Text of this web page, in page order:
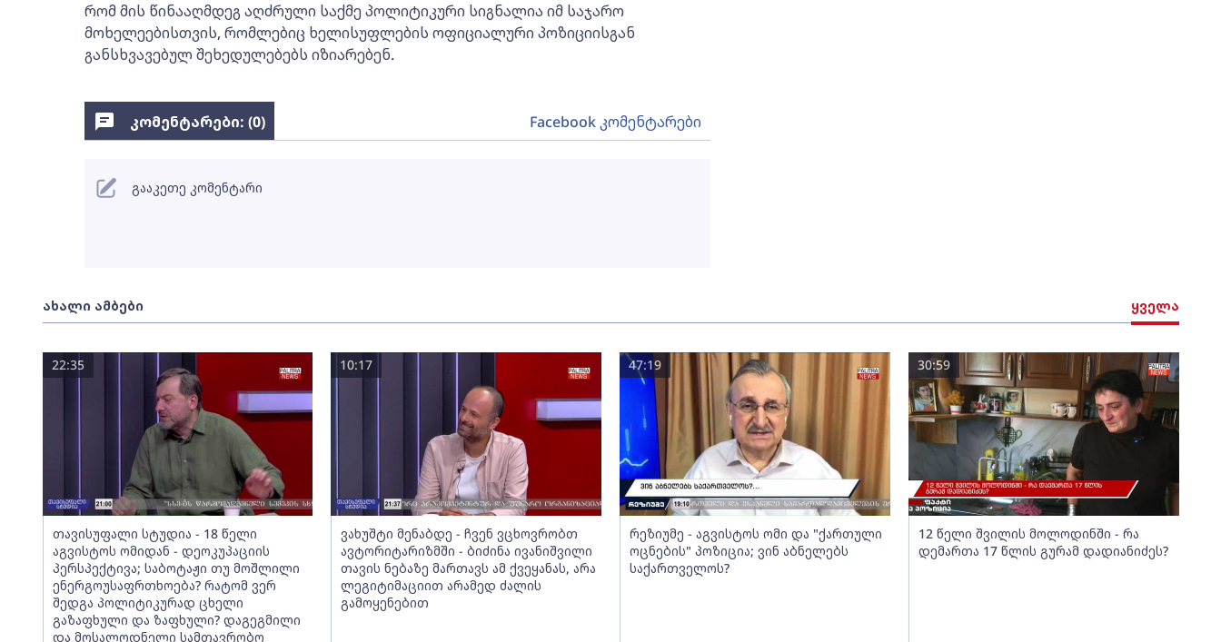
რომ მის წინააღმდეგ აღძრული საქმე პოლიტიკური სიგნალია იმ საჯარო
მოხელეებისთვის, რომლებიც ხელისუფლების ოფიციალური პოზიციისგან
განსხვავებულ შეხედულებებს იზიარებენ.
ახალი ამბები ყველა
თავისუფალი სტუდია - 18 წელი
აგვისტოს ომიდან - დეოკუპაციის
პერსპექტივა; საბოტაჟი თუ მოშლილი
ენერგოუსაფრთხოება? რატომ ვერ
შედგა პოლიტიკურად ცხელი
გაზაფხული და ზაფხული? დაგეგმილი
და მოსალოდნელი სამთავრობო
22:35
ვახუშტი მენაბდე - ჩვენ ვცხოვრობთ
ავტორიტარიზმში - ბიძინა ივანიშვილი
თავის ნებაზე მართავს ამ ქვეყანას, არა
ლეგიტიმაციით არამედ ძალის
გამოყენებით
10:17
რეზიუმე - აგვისტოს ომი და "ქართული
ოცნების" პოზიცია; ვინ აბნელებს
საქართველოს?
47:19
12 წელი შვილის მოლოდინში - რა
დემართა 17 წლის გურამ დადიანიძეს?
30:59
კომენტარები: (0) Facebook კომენტარები
გააკეთე კომენტარი